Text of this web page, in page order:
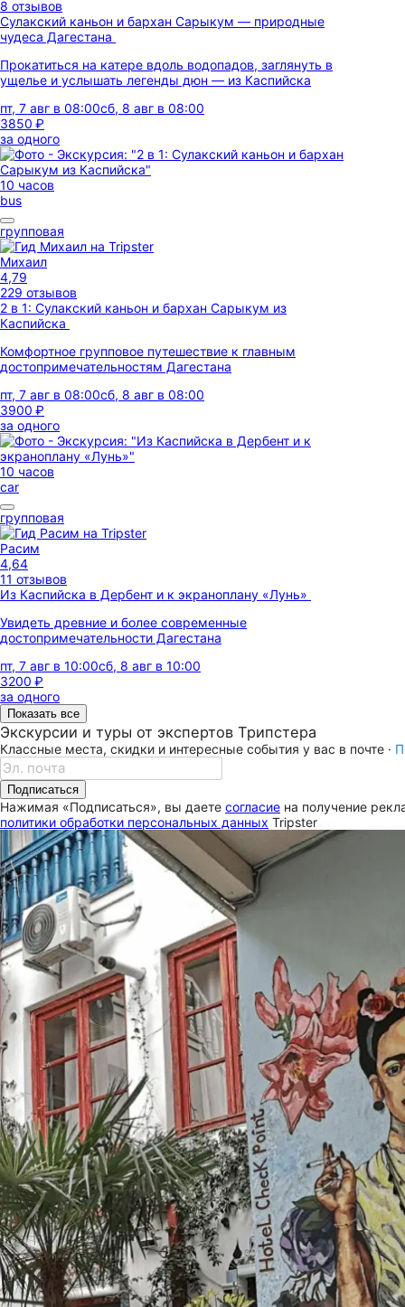
8 отзывов
Сулакский каньон и бархан Сарыкум — природные
чудеса Дагестана
Прокатиться на катере вдоль водопадов, заглянуть в
ущелье и услышать легенды дюн — из Каспийска
пт, 7 авг в 08:00сб, 8 авг в 08:00
3850 ₽
за одного
10 часов
bus
групповая
Михаил
4,79
229 отзывов
2 в 1: Сулакский каньон и бархан Сарыкум из
Каспийска
Комфортное групповое путешествие к главным
достопримечательностям Дагестана
пт, 7 авг в 08:00сб, 8 авг в 08:00
3900 ₽
за одного
10 часов
car
групповая
Расим
4,64
11 отзывов
Из Каспийска в Дербент и к экраноплану «Лунь»
Увидеть древние и более современные
достопримечательности Дагестана
пт, 7 авг в 10:00сб, 8 авг в 10:00
3200 ₽
за одного
Показать все
Экскурсии и туры от экспертов Трипстера
Классные места, скидки и интересные события у вас в почте ·
Подписаться
Нажимая «Подписаться», вы даете согласие на получение
политики обработки персональных данных Tripster